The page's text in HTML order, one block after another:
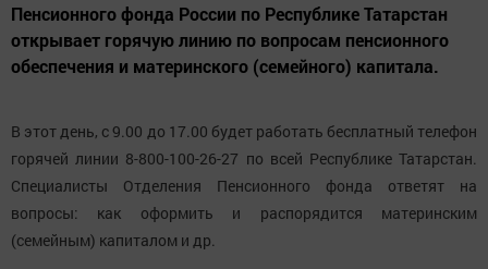
Пенсионного фонда России по Республике Татарстан
открывает горячую линию по вопросам пенсионного
обеспечения и материнского (семейного) капитала.
В этот день, с 9.00 до 17.00 будет работать бесплатный телефон
горячей линии 8-800-100-26-27 по всей Республике Татарстан.
Специалисты Отделения Пенсионного фонда ответят на
вопросы: как оформить и распорядится материнским
(семейным) капиталом и др.